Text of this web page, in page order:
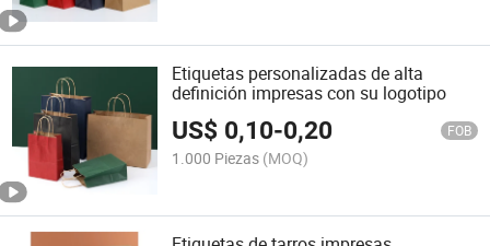
Etiquetas personalizadas de alta
definición impresas con su logotipo
US$ 0,10-0,20 FOB
1.000 Piezas (MOQ)